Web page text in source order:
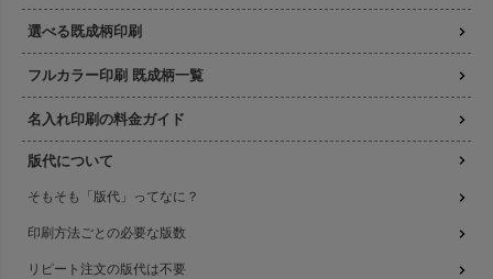
選べる既成柄印刷
フルカラー印刷 既成柄一覧
名入れ印刷の料金ガイド
版代について
そもそも「版代」ってなに？
印刷方法ごとの必要な版数
リピート注文の版代は不要